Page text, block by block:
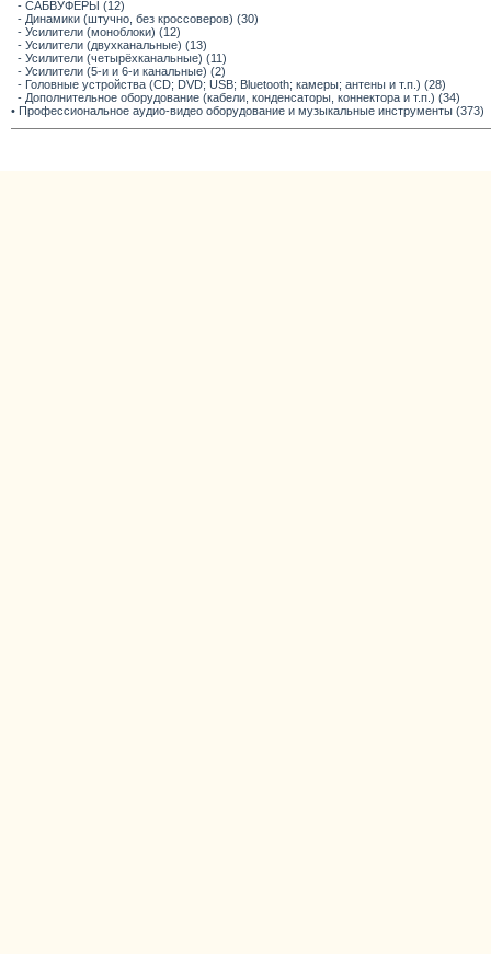
- САБВУФЕРЫ (12)
- Динамики (штучно, без кроссоверов) (30)
- Усилители (моноблоки) (12)
- Усилители (двухканальные) (13)
- Усилители (четырёхканальные) (11)
- Усилители (5-и и 6-и канальные) (2)
- Головные устройства (CD; DVD; USB; Bluetooth; камеры; антены и т.п.) (28)
- Дополнительное оборудование (кабели, конденсаторы, коннектора и т.п.) (34)
• Профессиональное аудио-видео оборудование и музыкальные инструменты (373)